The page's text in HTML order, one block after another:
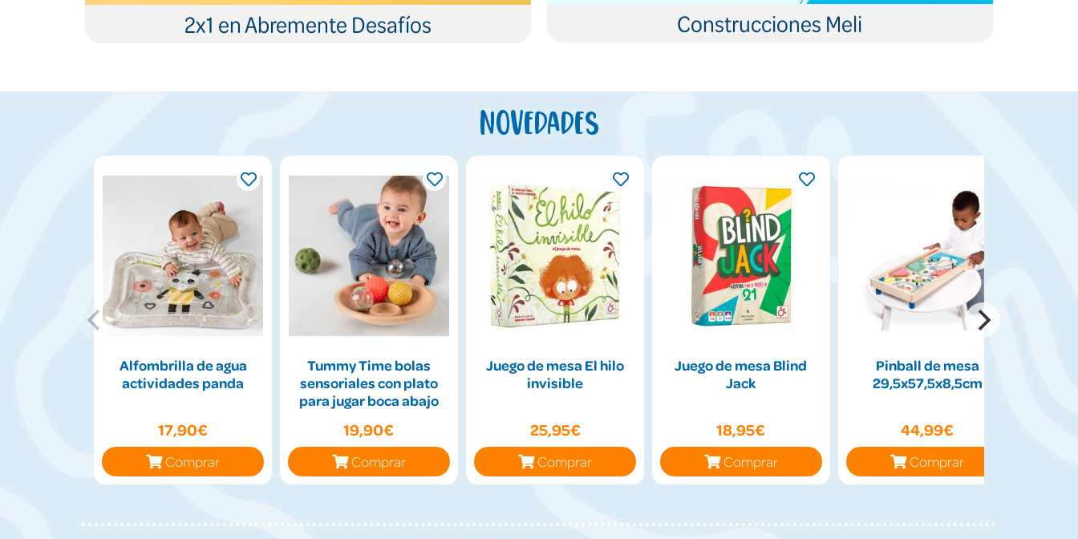
2x1 en Abremente Desafíos Construcciones Meli
Novedades
Alfombrilla de agua
actividades panda
17,90€
Comprar
Tummy Time bolas
sensoriales con plato
para jugar boca abajo
19,90€
Comprar
Juego de mesa El hilo
invisible
25,95€
Comprar
Juego de mesa Blind
Jack
18,95€
Comprar
Pinball de mesa
29,5x57,5x8,5cm
44,99€
Comprar